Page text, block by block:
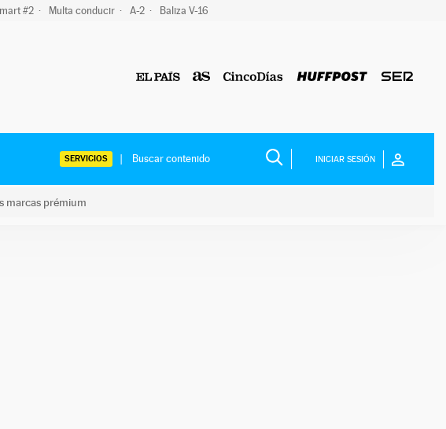
#2 Multa conducir A-2 Baliza V-16
SERVICIOS INICIAR SESIÓN
marcas prémium